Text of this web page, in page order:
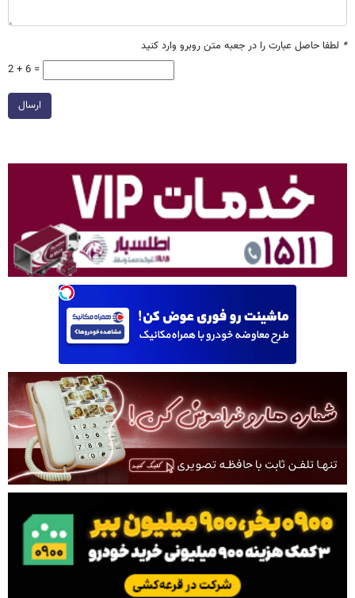
* لطفا حاصل عبارت را در جعبه متن روبرو وارد کنید
2 + 6 =
ارسال